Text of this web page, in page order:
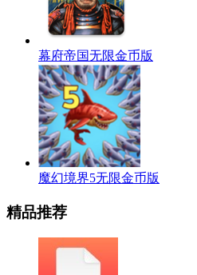
幕府帝国无限金币版
魔幻境界5无限金币版
精品推荐